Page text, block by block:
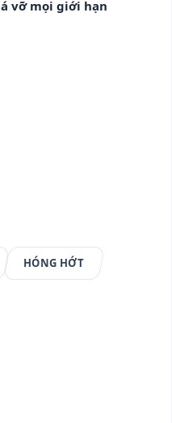
vỡ mọi giới hạn
HÓNG HỚT